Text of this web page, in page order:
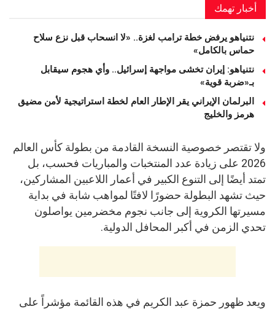
أخبار تهمك
نتنياهو يرفض خطة ترامب لغزة.. «لا انسحاب قبل نزع سلاح
حماس بالكامل»
نتنياهو: إيران تخشى مواجهة إسرائيل.. وأي هجوم سيقابل
بـ«ضربة قوية»
البرلمان الإيراني يقر الإطار العام لخطة استراتيجية لأمن مضيق
هرمز والخليج
ولا تقتصر خصوصية النسخة القادمة من بطولة كأس العالم
2026 على زيادة عدد المنتخبات والمباريات فحسب، بل
تمتد أيضًا إلى التنوع الكبير في أعمار اللاعبين المشاركين،
حيث تشهد البطولة حضورًا لافتًا لمواهب شابة في بداية
مسيرتها الكروية إلى جانب نجوم مخضرمين يواصلون
تحدي الزمن في أكبر المحافل الدولية.
ويعد ظهور حمزة عبد الكريم في هذه القائمة مؤشراً على